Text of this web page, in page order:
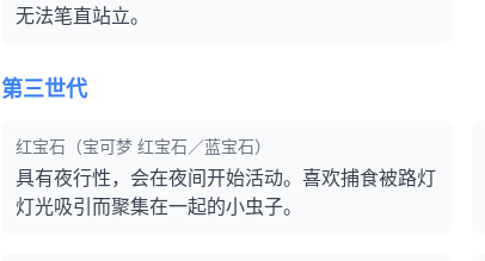
无法笔直站立。
第三世代
红宝石（宝可梦 红宝石／蓝宝石）
具有夜行性，会在夜间开始活动。喜欢捕食被路灯
灯光吸引而聚集在一起的小虫子。